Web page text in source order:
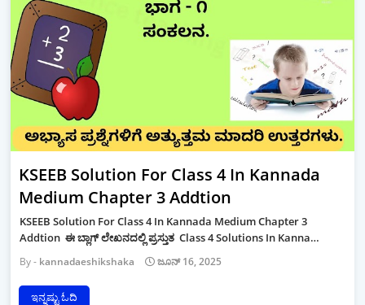
KSEEB Solution For Class 4 In Kannada
Medium Chapter 3 Addtion
KSEEB Solution For Class 4 In Kannada Medium Chapter 3
Addtion ಈ ಬ್ಲಾಗ್ ಲೇಖನದಲ್ಲಿ ಪ್ರಸ್ತುತ Class 4 Solutions In Kanna…
kannadaeshikshaka ಜೂನ್ 16, 2025
ಇನ್ನಷ್ಟು ಓದಿ